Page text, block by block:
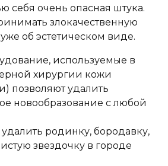
себя очень опасная штука.
злокачественную
об эстетическом виде.
используемые в
хирургии кожи
позволяют удалить
новообразование с любой
родинку, бородавку,
звездочку в городе